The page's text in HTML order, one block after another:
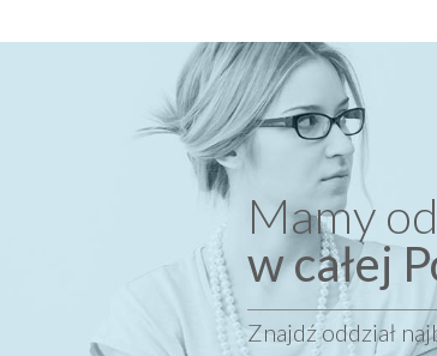
Mamy
w całej
Znajdź oddział